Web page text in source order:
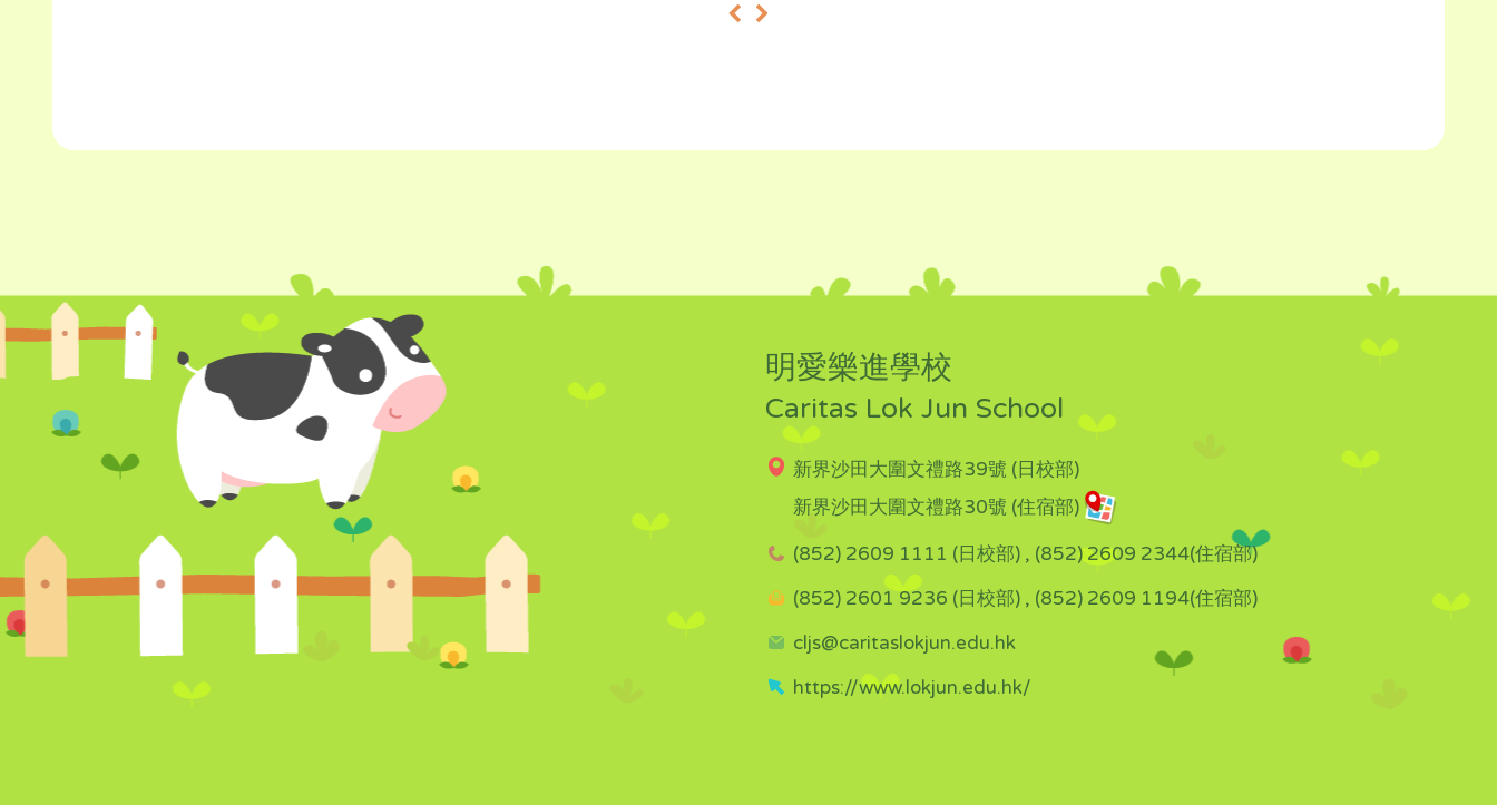
« »
明愛樂進學校
Caritas Lok Jun School
新界沙田大圍文禮路39號 (日校部)
新界沙田大圍文禮路30號 (住宿部)
(852) 2609 1111 (日校部) , (852) 2609 2344(住宿部)
(852) 2601 9236 (日校部) , (852) 2609 1194(住宿部)
cljs@caritaslokjun.edu.hk
https://www.lokjun.edu.hk/